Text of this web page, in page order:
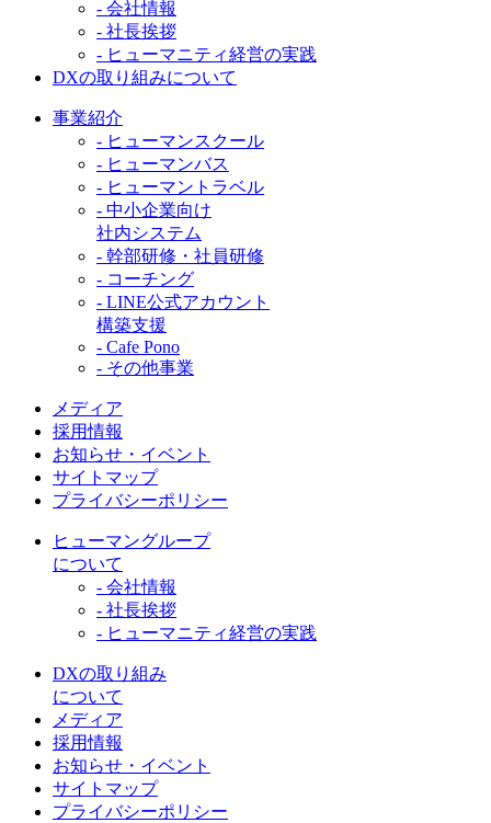
- 会社情報
- 社長挨拶
- ヒューマニティ経営の実践
DXの取り組みについて
事業紹介
- ヒューマンスクール
- ヒューマンバス
- ヒューマントラベル
- 中小企業向け
社内システム
- 幹部研修・社員研修
- コーチング
- LINE公式アカウント
構築支援
- Cafe Pono
- その他事業
メディア
採用情報
お知らせ・イベント
サイトマップ
プライバシーポリシー
ヒューマングループ
について
- 会社情報
- 社長挨拶
- ヒューマニティ経営の実践
DXの取り組み
について
メディア
採用情報
お知らせ・イベント
サイトマップ
プライバシーポリシー